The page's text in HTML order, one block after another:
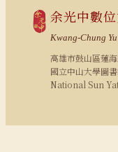
余光中數
Kwang-Chung
高雄市鼓山區蓮
國立中山大學圖
National Sun